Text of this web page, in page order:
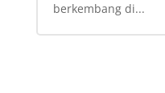
berkembang di...